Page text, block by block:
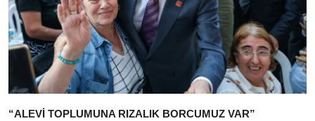
“ALEVİ TOPLUMUNA RIZALIK BORCUMUZ VAR”